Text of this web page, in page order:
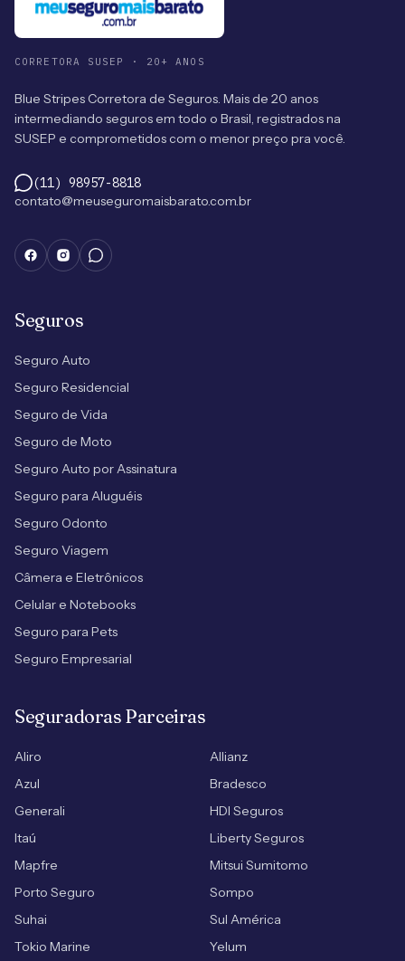
CORRETORA SUSEP · 20+ ANOS
Blue Stripes Corretora de Seguros. Mais de 20 anos
intermediando seguros em todo o Brasil, registrados na
SUSEP e comprometidos com o menor preço pra você.
(11) 98957-8818
contato@meuseguromaisbarato.com.br
Seguros
Seguro Auto
Seguro Residencial
Seguro de Vida
Seguro de Moto
Seguro Auto por Assinatura
Seguro para Aluguéis
Seguro Odonto
Seguro Viagem
Câmera e Eletrônicos
Celular e Notebooks
Seguro para Pets
Seguro Empresarial
Seguradoras Parceiras
Aliro
Allianz
Azul
Bradesco
Generali
HDI Seguros
Itaú
Liberty Seguros
Mapfre
Mitsui Sumitomo
Porto Seguro
Sompo
Suhai
Sul América
Tokio Marine
Yelum